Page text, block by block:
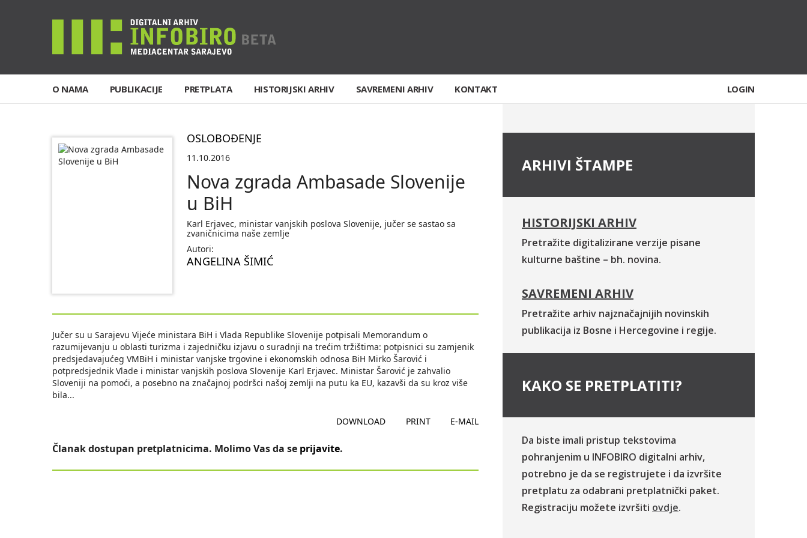
O NAMA PUBLIKACIJE PRETPLATA HISTORIJSKI ARHIV SAVREMENI ARHIV KONTAKT LOGIN
OSLOBOĐENJE
11.10.2016
Nova zgrada Ambasade Slovenije
u BiH
Karl Erjavec, ministar vanjskih poslova Slovenije, jučer se sastao sa
zvaničnicima naše zemlje
Autori:
ANGELINA ŠIMIĆ
Jučer su u Sarajevu Vijeće ministara BiH i Vlada Republike Slovenije potpisali Memorandum o
razumijevanju u oblasti turizma i zajedničku izjavu o suradnji na trećim tržištima: potpisnici su zamjenik
predsjedavajućeg VMBiH i ministar vanjske trgovine i ekonomskih odnosa BiH Mirko Šarović i
potpredsjednik Vlade i ministar vanjskih poslova Slovenije Karl Erjavec. Ministar Šarović je zahvalio
Sloveniji na pomoći, a posebno na značajnoj podršci našoj zemlji na putu ka EU, kazavši da su kroz više
bila...
DOWNLOAD PRINT E-MAIL
Članak dostupan pretplatnicima. Molimo Vas da se prijavite.
ARHIVI ŠTAMPE
HISTORIJSKI ARHIV
Pretražite digitalizirane verzije pisane
kulturne baštine – bh. novina.
SAVREMENI ARHIV
Pretražite arhiv najznačajnijih novinskih
publikacija iz Bosne i Hercegovine i regije.
KAKO SE PRETPLATITI?
Da biste imali pristup tekstovima
pohranjenim u INFOBIRO digitalni arhiv,
potrebno je da se registrujete i da izvršite
pretplatu za odabrani pretplatnički paket.
Registraciju možete izvršiti ovdje.